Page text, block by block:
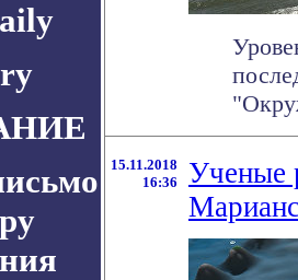
15.11.2018
16:36
Ученые